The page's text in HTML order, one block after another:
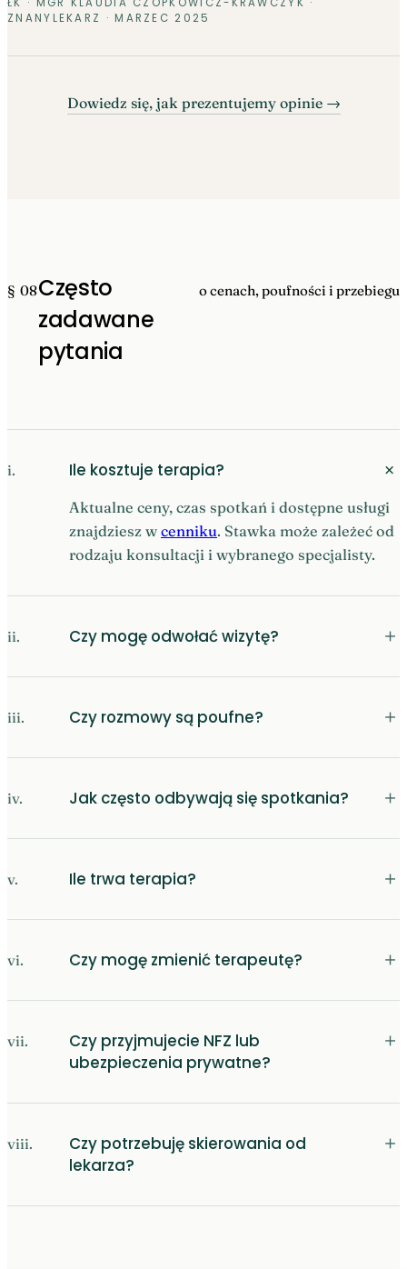
ZNANYLEKARZ · MARZEC 2025
Dowiedz się, jak prezentujemy opinie →
§ 08Często
zadawane
pytania
o cenach, poufności i przebiegu
i. Ile kosztuje terapia? ＋
Aktualne ceny, czas spotkań i dostępne usługi
znajdziesz w cenniku. Stawka może zależeć od
rodzaju konsultacji i wybranego specjalisty.
ii. Czy mogę odwołać wizytę? ＋
iii. Czy rozmowy są poufne? ＋
iv. Jak często odbywają się spotkania? ＋
v. Ile trwa terapia? ＋
vi. Czy mogę zmienić terapeutę? ＋
vii.
Czy przyjmujecie NFZ lub
ubezpieczenia prywatne?
＋
viii.
Czy potrzebuję skierowania od
lekarza?
＋